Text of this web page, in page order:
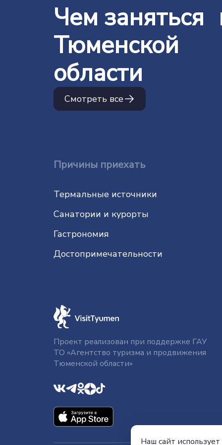
Чем заняться
Тюменской
области
Смотреть все
Причины приехать
Термальные источники
Санатории и курорты
Гастрономия
До­сто­при­ме­ча­тель­нос­ти
Проект реализован при поддержке ГАУ
ТО «Агентство туризма и продвижения
Тюменской области»
Наш сайт